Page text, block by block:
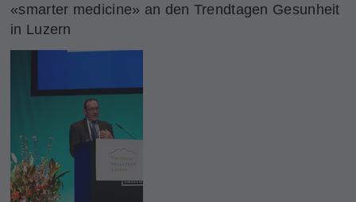
«smarter medicine» an den Trendtagen Gesunheit
in Luzern